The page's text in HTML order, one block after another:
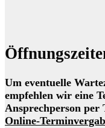
Um eventuelle
empfehlen wir eine
Ansprechperson per
Online-